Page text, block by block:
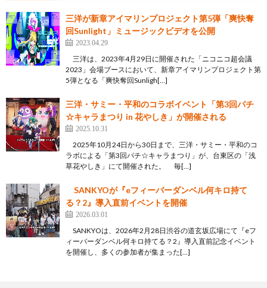
三洋が新章アイマリンプロジェクト第5弾「爽快奪
回Sunlight」ミュージックビデオを公開
2023.04.29
三洋は、2023年4月29日に開催された「ニコニコ超会議
2023」会場ブースにおいて、新章アイマリンプロジェクト第
5弾となる「爽快奪回Sunligh[…]
三洋・サミー・平和のコラボイベント「第3回パチ
☆キャラまつり in 花やしき」が開催される
2025.10.31
2025年10月24日から30日まで、三洋・サミー・平和のコ
ラボによる「第3回パチ☆キャラまつり」が、台東区の「浅
草花やしき」にて開催された。 毎[…]
SANKYOが『eフィーバーダンベル何キロ持て
る？2』導入直前イベントを開催
2026.03.01
SANKYOは、2026年2月28日渋谷の道玄坂広場にて『eフ
ィーバーダンベル何キロ持てる？2』導入直前記念イベント
を開催し、多くの参加者が集まった[…]